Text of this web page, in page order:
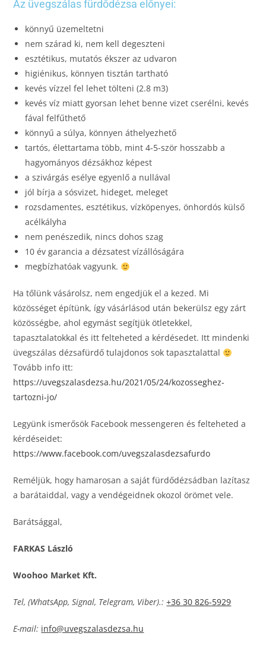
Az üvegszálas fürdődézsa előnyei:
könnyű üzemeltetni
nem szárad ki, nem kell degeszteni
esztétikus, mutatós ékszer az udvaron
higiénikus, könnyen tisztán tartható
kevés vízzel fel lehet tölteni (2.8 m3)
kevés víz miatt gyorsan lehet benne vizet cserélni, kevés
fával felfűthető
könnyű a súlya, könnyen áthelyezhető
tartós, élettartama több, mint 4-5-ször hosszabb a
hagyományos dézsákhoz képest
a szivárgás esélye egyenlő a nullával
jól bírja a sósvizet, hideget, meleget
rozsdamentes, esztétikus, vízköpenyes, önhordós külső
acélkályha
nem penészedik, nincs dohos szag
10 év garancia a dézsatest vízállóságára
megbízhatóak vagyunk.
Ha tőlünk vásárolsz, nem engedjük el a kezed. Mi
közösséget építünk, így vásárlásod után bekerülsz egy zárt
közösségbe, ahol egymást segítjük ötletekkel,
tapasztalatokkal és itt felteheted a kérdésedet. Itt mindenki
üvegszálas dézsafürdő tulajdonos sok tapasztalattal
Tovább info itt:
https://uvegszalasdezsa.hu/2021/05/24/kozosseghez-
tartozni-jo/
Legyünk ismerősök Facebook messengeren és felteheted a
kérdéseidet:
https://www.facebook.com/uvegszalasdezsafurdo
Reméljük, hogy hamarosan a saját fürdődézsádban lazítasz
a barátaiddal, vagy a vendégeidnek okozol örömet vele.
Barátsággal,
FARKAS László
Woohoo Market Kft.
Tel, (WhatsApp, Signal, Telegram, Viber).: +36 30 826-5929
E-mail: info@uvegszalasdezsa.hu